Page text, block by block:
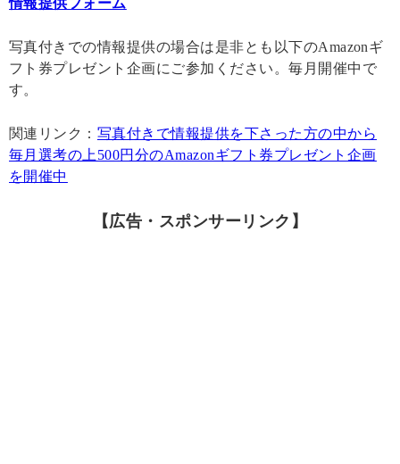
写真付きでの情報提供の場合は是非とも以下のAmazonギ
フト券プレゼント企画にご参加ください。毎月開催中で
す。
関連リンク： 写真付きで情報提供を下さった方の中から
毎月選考の上500円分のAmazonギフト券プレゼント企画
を開催中
【広告・スポンサーリンク】